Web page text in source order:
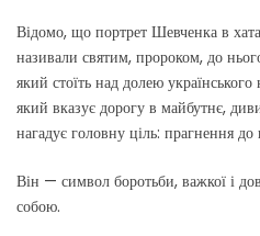
Відомо, що портрет Шевченка в
називали святим, пророком, до
який стоїть над долею
який вказує дорогу в майбутнє,
нагадує головну ціль: прагнення
Він — символ боротьби, важкої і
собою.